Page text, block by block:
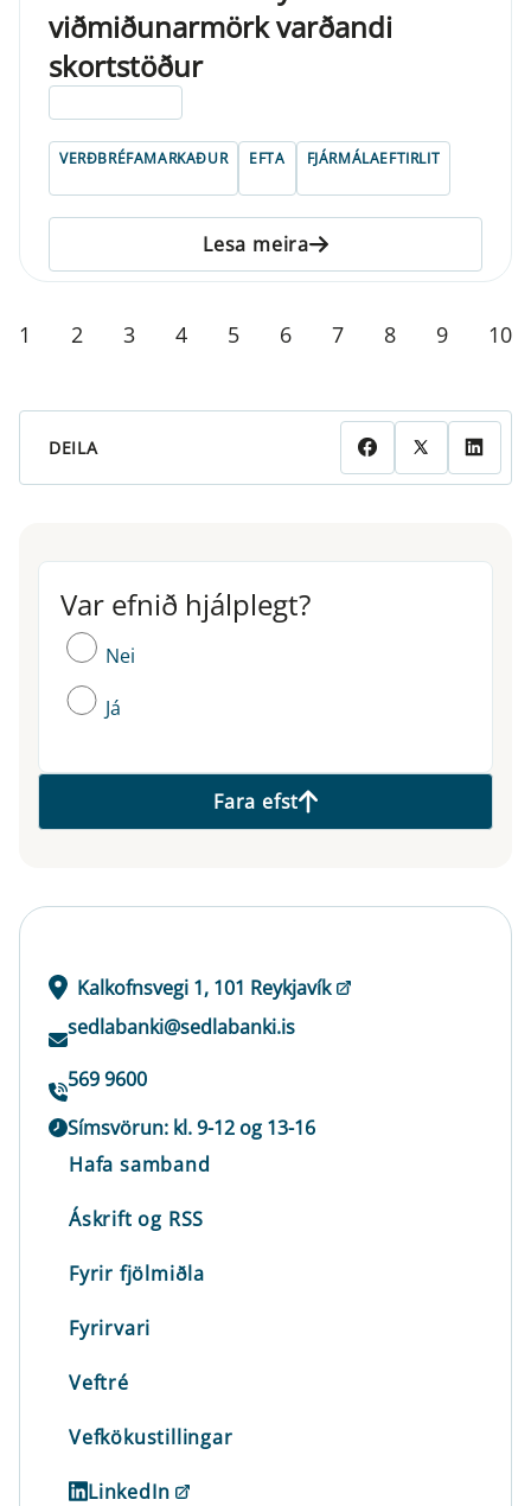
viðmiðunarmörk varðandi
skortstöður
VERÐBRÉFAMARKAÐUR EFTA FJÁRMÁLAEFTIRLIT
Lesa meira
1 2 3 4 5 6 7 8 9 10
DEILA
Var efnið hjálplegt?
Var efnið hjálplegt?
Nei
Já
Fara efst
Kalkofnsvegi 1, 101 Reykjavík
sedlabanki@sedlabanki.is
569 9600
Símsvörun: kl. 9-12 og 13-16
Hafa samband
Áskrift og RSS
Fyrir fjölmiðla
Fyrirvari
Veftré
Vefkökustillingar
LinkedIn